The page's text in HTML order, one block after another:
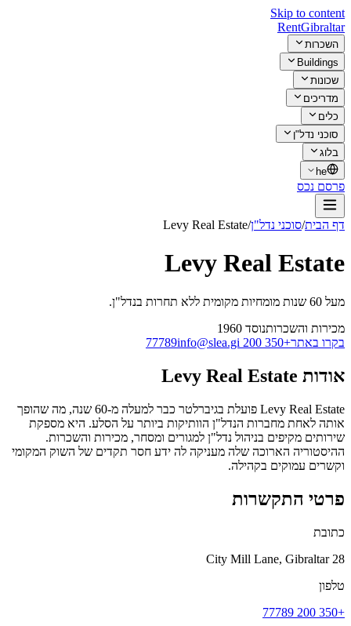
Skip to content
RentGibraltar
השכרות
Buildings
שכונות
מדריכים
כלים
סוכני נדל"ן
בלוג
he
פרסם נכס
דף הבית/סוכני נדל"ן/
Levy Real Estate
Levy Real Estate
מעל 60 שנות מומחיות מקומית ללא תחרות בנדל"ן.
מכירות והשכרותנוסד 1960
בקרו באתר+350 200 77789
info@slea.gi
אודות Levy Real Estate
Levy Real Estate פועלת בגיברלטר כבר למעלה מ-60 שנה, מה שהופך
אותה לאחת מחברות הנדל"ן הוותיקות ביותר על הסלע. היא מספקת
שירותים מקיפים בניהול נדל"ן למגורים ומסחר, מכירות והשכרות.
ההיסטוריה הארוכה שלה מעניקה לה ידע חסר תקדים של השוק המקומי
וקשרים עמוקים בקהילה.
פרטי התקשרות
כתובת
28 City Mill Lane, Gibraltar
טלפון
+350 200 77789